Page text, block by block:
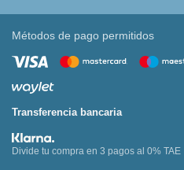
Métodos de pago permitidos
Transferencia bancaria
Divide tu compra en 3 pagos al 0% TAE